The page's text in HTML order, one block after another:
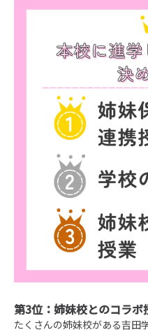
第3位：姉妹校とのコラボ
たくさんの姉妹校がある吉田